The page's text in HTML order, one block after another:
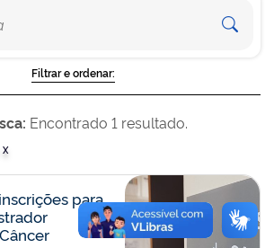
Filtrar e ordenar:
Encontrado 1 resultado.
X
para